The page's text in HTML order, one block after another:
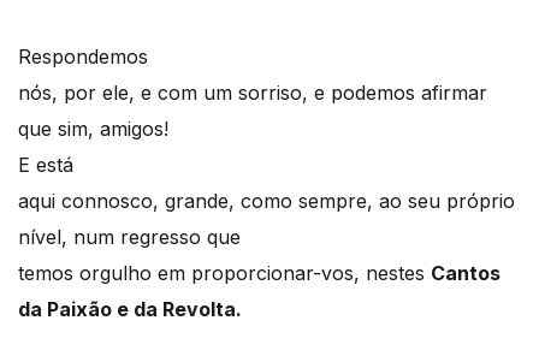
Respondemos
nós, por ele, e com um sorriso, e podemos afirmar
que sim, amigos!
E está
aqui connosco, grande, como sempre, ao seu próprio
nível, num regresso que
temos orgulho em proporcionar-vos, nestes Cantos
da Paixão e da Revolta.